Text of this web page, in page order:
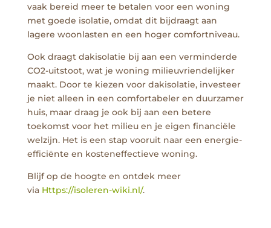
vaak bereid meer te betalen voor een woning
met goede isolatie, omdat dit bijdraagt aan
lagere woonlasten en een hoger comfortniveau.
Ook draagt dakisolatie bij aan een verminderde
CO2-uitstoot, wat je woning milieuvriendelijker
maakt. Door te kiezen voor dakisolatie, investeer
je niet alleen in een comfortabeler en duurzamer
huis, maar draag je ook bij aan een betere
toekomst voor het milieu en je eigen financiële
welzijn. Het is een stap vooruit naar een energie-
efficiënte en kosteneffectieve woning.
Blijf op de hoogte en ontdek meer
via Https://isoleren-wiki.nl/.